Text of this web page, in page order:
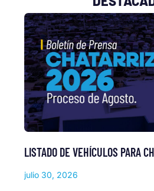
LISTADO DE VEHÍCULOS PARA
julio 30, 2026